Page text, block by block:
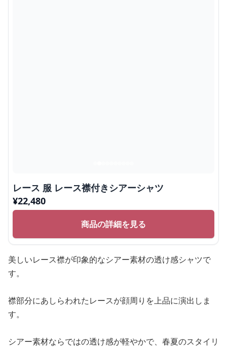
レース 服 レース襟付きシアーシャツ
¥22,480
商品の詳細を見る
美しいレース襟が印象的なシアー素材の透け感シャツで
す。
襟部分にあしらわれたレースが顔周りを上品に演出しま
す。
シアー素材ならではの透け感が軽やかで、春夏のスタイリ